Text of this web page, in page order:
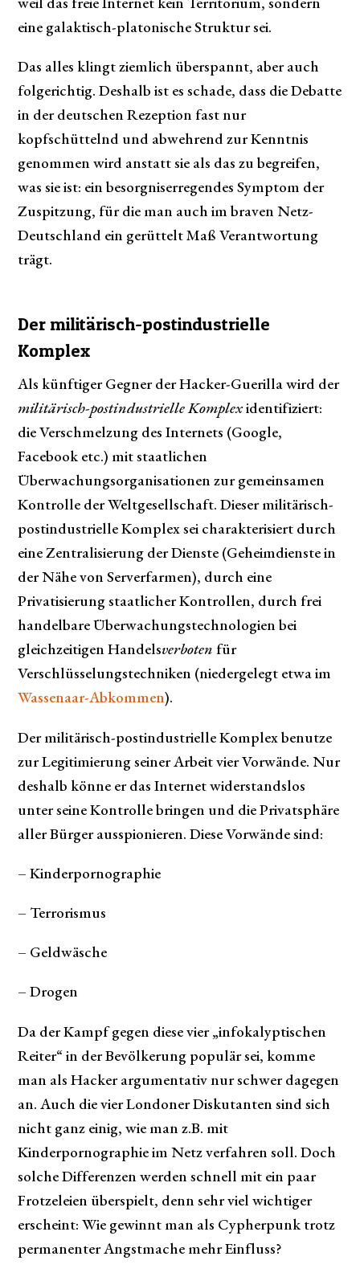
eine galaktisch-platonische Struktur sei.
Das alles klingt ziemlich überspannt, aber auch
folgerichtig. Deshalb ist es schade, dass die Debatte
in der deutschen Rezeption fast nur
kopfschüttelnd und abwehrend zur Kenntnis
genommen wird anstatt sie als das zu begreifen,
was sie ist: ein besorgniserregendes Symptom der
Zuspitzung, für die man auch im braven Netz-
Deutschland ein gerüttelt Maß Verantwortung
trägt.
Der militärisch-postindustrielle
Komplex
Als künftiger Gegner der Hacker-Guerilla wird der
militärisch-postindustrielle Komplexidentifiziert:
die Verschmelzung des Internets (Google,
Facebook etc.) mit staatlichen
Überwachungsorganisationen zur gemeinsamen
Kontrolle der Weltgesellschaft. Dieser militärisch-
postindustrielle Komplex sei charakterisiert durch
eine Zentralisierung der Dienste (Geheimdienste in
der Nähe von Serverfarmen), durch eine
Privatisierung staatlicher Kontrollen, durch frei
handelbare Überwachungstechnologien bei
gleichzeitigen Handelsverboten für
Verschlüsselungstechniken (niedergelegt etwa im
Wassenaar-Abkommen).
Der militärisch-postindustrielle Komplex benutze
zur Legitimierung seiner Arbeit vier Vorwände. Nur
deshalb könne er das Internet widerstandslos
unter seine Kontrolle bringen und die Privatsphäre
aller Bürger ausspionieren. Diese Vorwände sind:
– Kinderpornographie
– Terrorismus
– Geldwäsche
– Drogen
Da der Kampf gegen diese vier „infokalyptischen
Reiter“ in der Bevölkerung populär sei, komme
man als Hacker argumentativ nur schwer dagegen
an. Auch die vier Londoner Diskutanten sind sich
nicht ganz einig, wie man z.B. mit
Kinderpornographie im Netz verfahren soll. Doch
solche Differenzen werden schnell mit ein paar
Frotzeleien überspielt, denn sehr viel wichtiger
erscheint: Wie gewinnt man als Cypherpunk trotz
permanenter Angstmache mehr Einfluss?